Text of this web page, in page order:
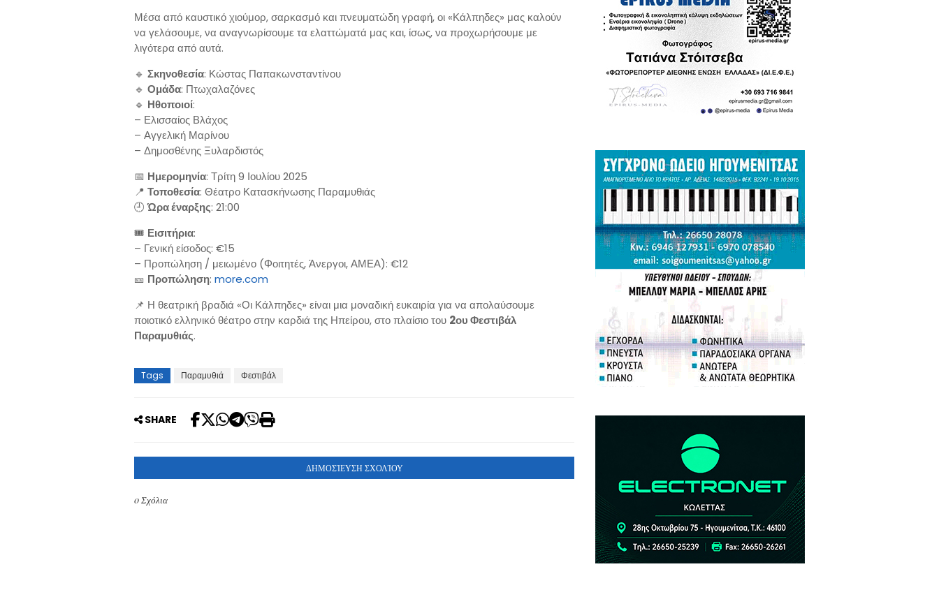
Μέσα από καυστικό χιούμορ, σαρκασμό και πνευματώδη γραφή, οι «Κάλπηδες» μας καλούν
να γελάσουμε, να αναγνωρίσουμε τα ελαττώματά μας και, ίσως, να προχωρήσουμε με
λιγότερα από αυτά.
🔹 Σκηνοθεσία: Κώστας Παπακωνσταντίνου
🔹 Ομάδα: Πτωχαλαζόνες
🔹 Ηθοποιοί:
– Ελισσαίος Βλάχος
– Αγγελική Μαρίνου
– Δημοσθένης Ξυλαρδιστός
📅 Ημερομηνία: Τρίτη 9 Ιουλίου 2025
📍 Τοποθεσία: Θέατρο Κατασκήνωσης Παραμυθιάς
🕘Ώρα έναρξης: 21:00
🎟️ Εισιτήρια:
– Γενική είσοδος: €15
– Προπώληση / μειωμένο (Φοιτητές, Άνεργοι, ΑΜΕΑ): €12
🎫 Προπώληση: more.com
📌 Η θεατρική βραδιά «Οι Κάλπηδες» είναι μια μοναδική ευκαιρία για να απολαύσουμε
ποιοτικό ελληνικό θέατρο στην καρδιά της Ηπείρου, στο πλαίσιο του 2ου Φεστιβάλ
Παραμυθιάς.
Tags Παραμυθιά Φεστιβάλ
SHARE
ΔΗΜΟΣΊΕΥΣΗ ΣΧΟΛΊΟΥ
0 Σχόλια